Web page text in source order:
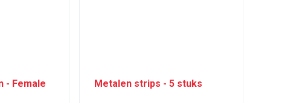
- Female
Metalen strips - 5 stuks